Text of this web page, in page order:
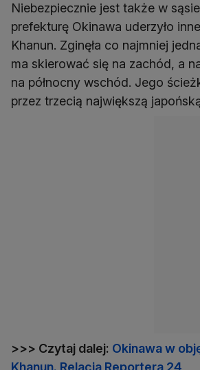
Niebezpiecznie jest także w
prefekturę Okinawa uderzyło
Khanun. Zginęła co najmniej
ma skierować się na zachód, a
na północny wschód. Jego
przez trzecią największą
>>> Czytaj dalej: Okinawa w
Khanun. Relacja Reportera 24